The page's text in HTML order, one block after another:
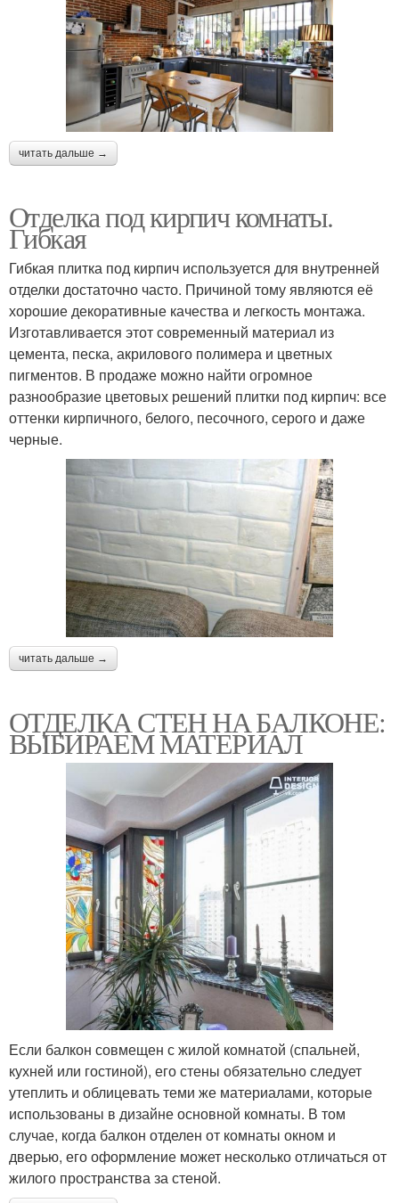
читать дальше →
Отделка под кирпич комнаты.
Гибкая
Гибкая плитка под кирпич используется для внутренней
отделки достаточно часто. Причиной тому являются её
хорошие декоративные качества и легкость монтажа.
Изготавливается этот современный материал из
цемента, песка, акрилового полимера и цветных
пигментов. В продаже можно найти огромное
разнообразие цветовых решений плитки под кирпич: все
оттенки кирпичного, белого, песочного, серого и даже
черные.
читать дальше →
ОТДЕЛКА СТЕН НА БАЛКОНЕ:
ВЫБИРАЕМ МАТЕРИАЛ
Если балкон совмещен с жилой комнатой (спальней,
кухней или гостиной), его стены обязательно следует
утеплить и облицевать теми же материалами, которые
использованы в дизайне основной комнаты. В том
случае, когда балкон отделен от комнаты окном и
дверью, его оформление может несколько отличаться от
жилого пространства за стеной.